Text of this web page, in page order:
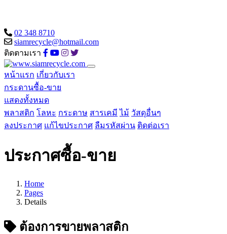
02 348 8710
siamrecycle@hotmail.com
ติดตามเรา
หน้าแรก เกี่ยวกับเรา
กระดานซื้อ-ขาย
แสดงทั้งหมด
พลาสติก โลหะ กระดาษ สารเคมี ไม้ วัสดุอื่นๆ
ลงประกาศ แก้ไขประกาศ ลืมรหัสผ่าน ติดต่อเรา
ประกาศซื้อ-ขาย
Home
Pages
Details
ต้องการขายพลาสติก